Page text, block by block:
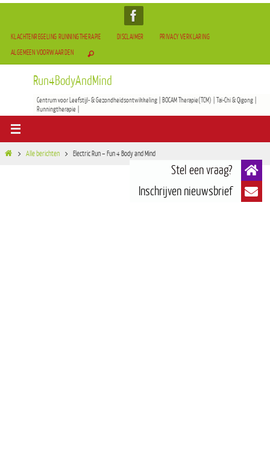
KLACHTENREGELING RUNNINGTHERAPIE DISCLAIMER
PRIVACY VERKLARING
ALGEMEEN VOORWAARDEN
Run4BodyAndMind
Centrum voor Leefstijl- & Gezondheidsontwikkeling | BOCAM Therapie(TCM) | Tai-Chi & Qigong |
Runningtherapie |
Alle berichten Electric Run – Fun 4 Body and Mind